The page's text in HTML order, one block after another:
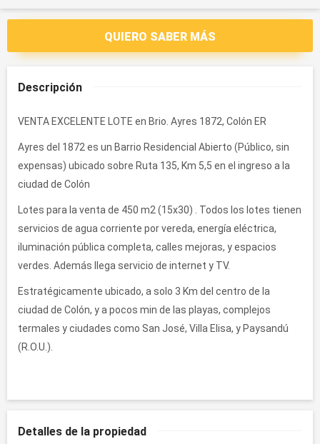
QUIERO SABER MÁS
Descripción
VENTA EXCELENTE LOTE en Brio. Ayres 1872, Colón ER
Ayres del 1872 es un Barrio Residencial Abierto (Público, sin
expensas) ubicado sobre Ruta 135, Km 5,5 en el ingreso a la
ciudad de Colón
Lotes para la venta de 450 m2 (15x30) . Todos los lotes tienen
servicios de agua corriente por vereda, energía eléctrica,
iluminación pública completa, calles mejoras, y espacios
verdes. Además llega servicio de internet y TV.
Estratégicamente ubicado, a solo 3 Km del centro de la
ciudad de Colón, y a pocos min de las playas, complejos
termales y ciudades como San José, Villa Elisa, y Paysandú
(R.O.U.).
Detalles de la propiedad